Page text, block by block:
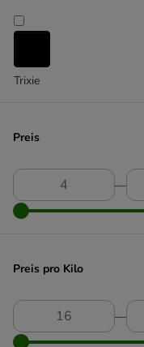
Trixie
Preis
―
Preis pro Kilo
―